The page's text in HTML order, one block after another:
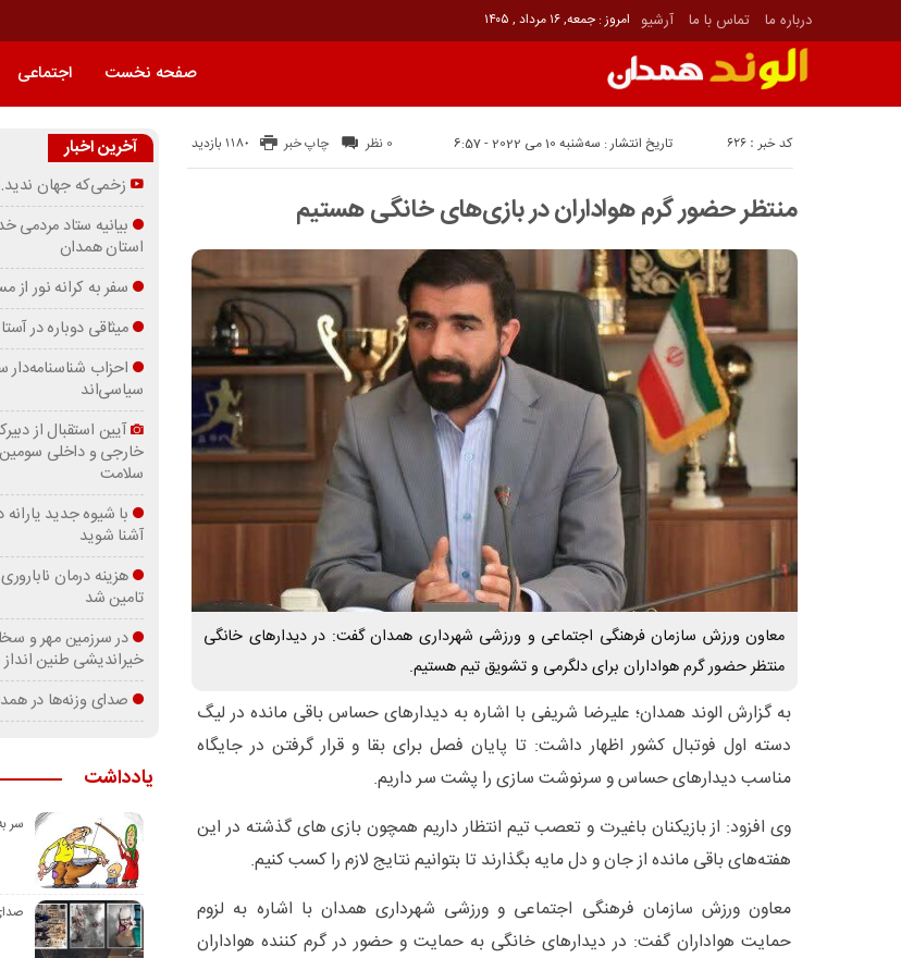
درباره ما تماس با ما آرشیو امروز : جمعه, ۱۶ مرداد , ۱۴۰۵
صفحه نخست اجتماعی
تاریخ انتشار : سه‌شنبه 10 می 2022 - 6:57 1180 بازدید کد خبر : 626 چاپ خبر 0 نظر
منتظر حضور گرم هواداران در بازی‌های خانگی هستیم
معاون ورزش سازمان فرهنگی اجتماعی و ورزشی شهرداری همدان گفت: در دیدارهای خانگی
منتظر حضور گرم هواداران برای دلگرمی و تشویق تیم هستیم.
به گزارش الوند همدان؛ علیرضا شریفی با اشاره به دیدارهای حساس باقی مانده در لیگ
دسته اول فوتبال کشور اظهار داشت: تا پایان فصل برای بقا و قرار گرفتن در جایگاه
مناسب دیدارهای حساس و سرنوشت سازی را پشت سر داریم.
وی افزود: از بازیکنان باغیرت و تعصب تیم انتظار داریم همچون بازی های گذشته در این
هفته‌های باقی مانده از جان و دل مایه بگذارند تا بتوانیم نتایج لازم را کسب کنیم.
معاون ورزش سازمان فرهنگی اجتماعی و ورزشی شهرداری همدان با اشاره به لزوم
حمایت هواداران گفت: در دیدارهای خانگی به حمایت و حضور در گرم کننده هواداران
آخرین اخبار
زخمی‌که جهان
بیانیه ستاد مردمی
استان همدان
سفر به کرانه‌ نور از
میثاقی دوباره در
احزاب
سیاسی‌اند
آیین استقبال از
خارجی و داخلی
سلامت
با شیوه جدید
آشنا شوید
هزینه درمان
تامین شد
در سرزمین مهر و
خیراندیشی طنین
صدای وزنه‌ها در
یادداشت
سر